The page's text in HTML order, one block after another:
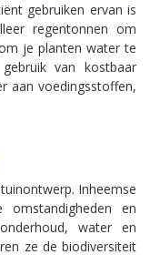
gebruiken ervan is
regentonnen om
je planten water te
van kostbaar
aan voedingsstoffen,
Inheemse
en
water en
ze de biodiversiteit